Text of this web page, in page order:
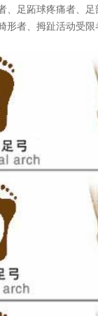
足跖球疼痛者、
者、拇趾活动受